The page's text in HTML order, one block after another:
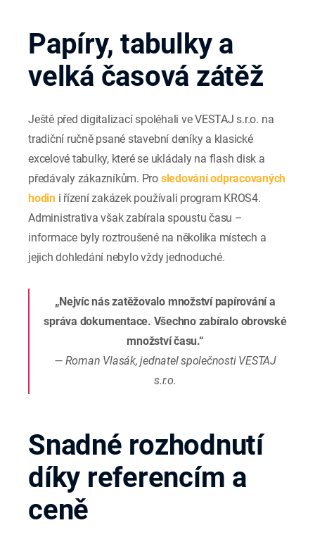
Papíry, tabulky a
velká časová zátěž
Ještě před digitalizací spoléhali ve VESTAJ s.r.o. na
tradiční ručně psané stavební deníky a klasické
excelové tabulky, které se ukládaly na flash disk a
předávaly zákazníkům. Pro sledování odpracovaných
hodini řízení zakázek používali program KROS4.
Administrativa však zabírala spoustu času –
informace byly roztroušené na několika místech a
jejich dohledání nebylo vždy jednoduché.
„Nejvíc nás zatěžovalo množství papírování a
správa dokumentace. Všechno zabíralo obrovské
množství času.“
— Roman Vlasák, jednatel společnosti VESTAJ
s.r.o.
Snadné rozhodnutí
díky referencím a
ceně